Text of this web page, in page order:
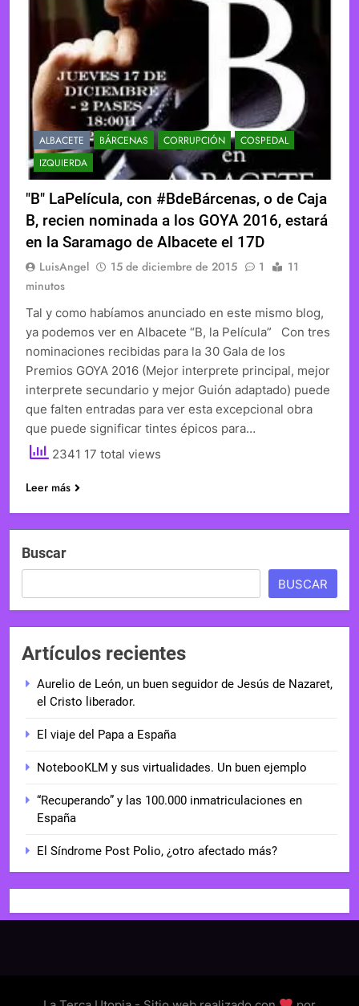
ALBACETE BÁRCENAS CORRUPCIÓN
COSPEDAL
IZQUIERDA
"B" LaPelícula, con #BdeBárcenas, o de Caja
B, recien nominada a los GOYA 2016, estará
en la Saramago de Albacete el 17D
LuisAngel 15 de diciembre de 2015 1
11
minutos
Tal y como habíamos anunciado en este mismo blog,
ya podemos ver en Albacete “B, la Película” Con tres
nominaciones recibidas para la 30 Gala de los
Premios GOYA 2016 (Mejor interprete principal, mejor
interprete secundario y mejor Guión adaptado) puede
que falten entradas para ver esta excepcional obra
que puede significar tintes épicos para…
2341 17 total views
Leer más
Buscar
BUSCAR
Artículos recientes
Aurelio de León, un buen seguidor de Jesús de Nazaret,
el Cristo liberador.
El viaje del Papa a España
NotebooKLM y sus virtualidades. Un buen ejemplo
“Recuperando” y las 100.000 inmatriculaciones en
España
El Síndrome Post Polio, ¿otro afectado más?